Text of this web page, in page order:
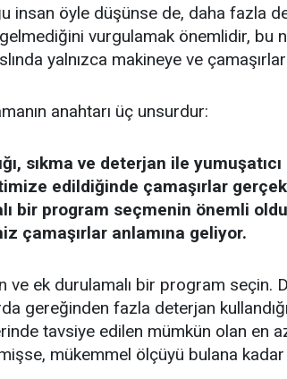
insan öyle düşünse de, daha fazla
gelmediğini vurgulamak önemlidir, bu
yalnızca makineye ve
anahtarı üç unsurdur:
sıkma ve deterjan ile
edildiğinde çamaşırlar
bir program seçmenin önemli
çamaşırlar anlamına geliyor.
ve ek durulamalı bir program seçin.
gereğinden fazla deterjan
tavsiye edilen mümkün olan en
mükemmel ölçüyü bulana kadar